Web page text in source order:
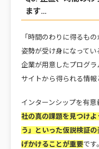
ます…
「時間のわりに得るも
姿勢が受け身になってい
企業が用意したプログ
サイトから得られる情報
インターンシップを有意
社の真の課題を見つけ
う」といった仮説検証
げかけることが重要です。